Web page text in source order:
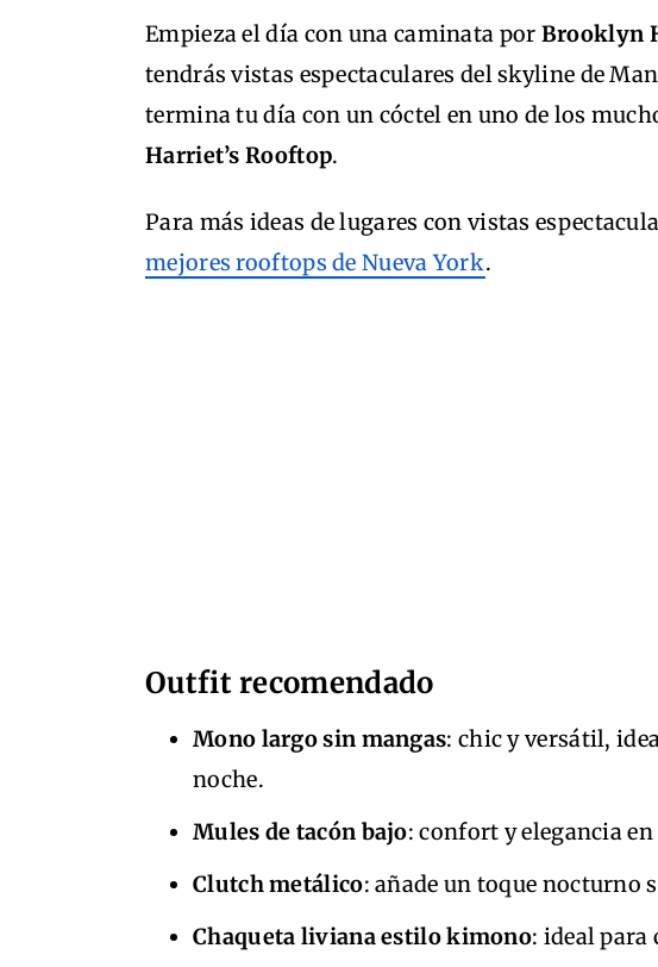
Empieza el día con una caminata por Brooklyn
tendrás vistas espectaculares del skyline de
termina tu día con un cóctel en uno de los
Harriet’s Rooftop.
Para más ideas de lugares con vistas
mejores rooftops de Nueva York.
Outfit recomendado
Mono largo sin mangas: chic y versátil,
noche.
Mules de tacón bajo: confort y elegancia
Clutch metálico: añade un toque nocturno
Chaqueta liviana estilo kimono: ideal